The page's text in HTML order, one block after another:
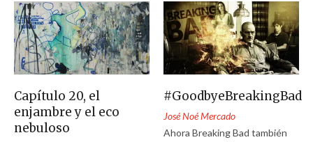
Capítulo 20, el
enjambre y el eco
nebuloso
#GoodbyeBreakingBad
José Noé Mercado
Ahora Breaking Bad también